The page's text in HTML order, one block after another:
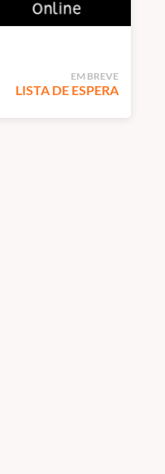
EM BREVE
LISTA DE ESPERA